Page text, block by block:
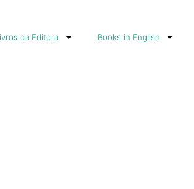
da Editora Books in English